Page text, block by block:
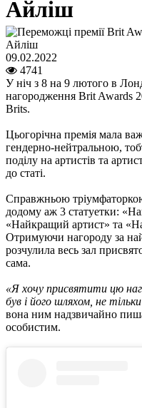
Айліш
09.02.2022
4741
У ніч з 8 на 9 лютого в
нагородження Brit Awards
Brits.
Цьогорічна премія мала
гендерно-нейтральною,
поділу на артистів та
до статі.
Справжньою
додому аж 3 статуетки:
«Найкращий артист» та
Отримуючи нагороду за
розчулила весь зал
сама.
«Я хочу присвятити цю
був і його шляхом, не
вона ним надзвичайно
особистим.